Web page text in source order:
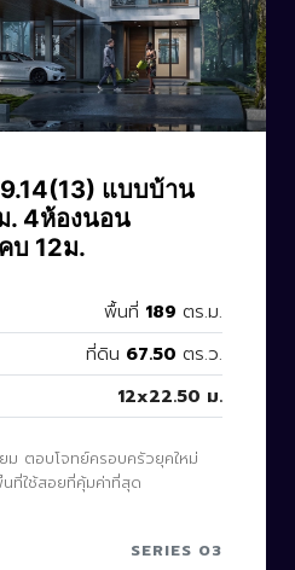
แบบบ้าน
. 4ห้องนอน
บ 12ม.
พื้นที่ 189 ตร.ม.
ที่ดิน 67.50 ตร.ว.
12x22.50 ม.
ม ตอบโจทย์ครอบครัวยุคใหม่
ที่ใช้สอยที่คุ้มค่าที่สุด
SERIES 03